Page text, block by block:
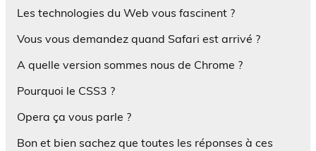
Les technologies du Web vous fascinent ?
Vous vous demandez quand Safari est arrivé ?
A quelle version sommes nous de Chrome ?
Pourquoi le CSS3 ?
Opera ça vous parle ?
Bon et bien sachez que toutes les réponses à ces